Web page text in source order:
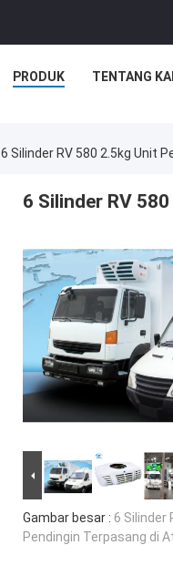
PRODUK TENTANG
6 Silinder RV 580 2.5kg Unit
6 Silinder RV
Gambar besar : 6 Silinder
Pendingin Terpasang di